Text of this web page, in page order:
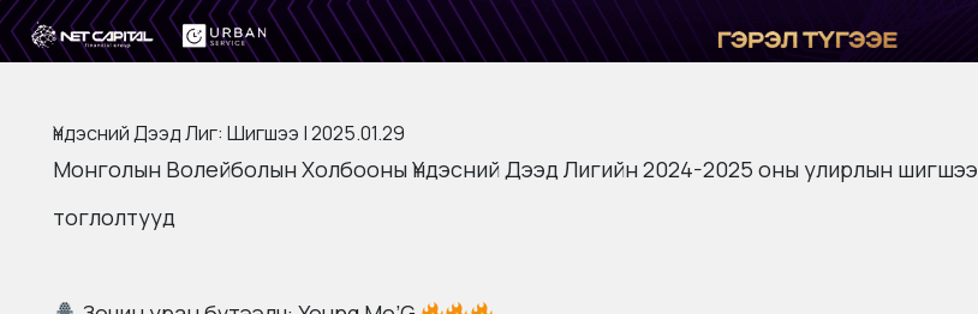
Үндэсний Дээд Лиг: Шигшээ | 2025.01.29
Монголын Волейболын Холбооны Үндэсний Дээд Лигийн 2024-2025 оны улирлын шигшээ
тоглолтууд